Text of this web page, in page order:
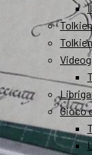
Gioco